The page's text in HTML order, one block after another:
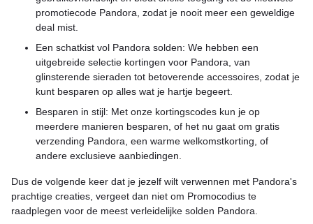
promotiecode Pandora, zodat je nooit meer een geweldige
deal mist.
Een schatkist vol Pandora solden: We hebben een
uitgebreide selectie kortingen voor Pandora, van
glinsterende sieraden tot betoverende accessoires, zodat je
kunt besparen op alles wat je hartje begeert.
Besparen in stijl: Met onze kortingscodes kun je op
meerdere manieren besparen, of het nu gaat om gratis
verzending Pandora, een warme welkomstkorting, of
andere exclusieve aanbiedingen.
Dus de volgende keer dat je jezelf wilt verwennen met Pandora's
prachtige creaties, vergeet dan niet om Promocodius te
raadplegen voor de meest verleidelijke solden Pandora.